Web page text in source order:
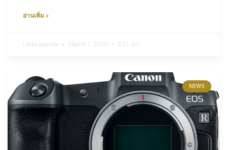
อ่านเพิ่ม »
Lekbluearrow March 1, 2020 8:21 am
NEWS